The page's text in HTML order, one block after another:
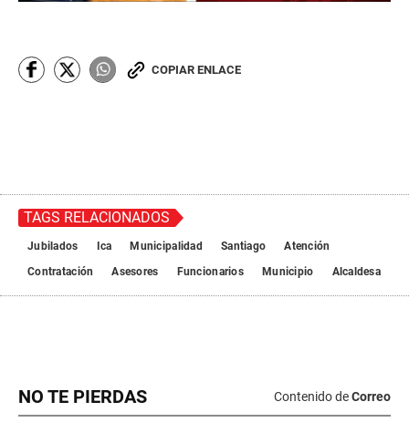
COPIAR ENLACE
TAGS RELACIONADOS
Jubilados Ica Municipalidad Santiago
Atención
Contratación
Asesores Funcionarios Municipio Alcaldesa
NO TE PIERDAS Contenido deCorreo